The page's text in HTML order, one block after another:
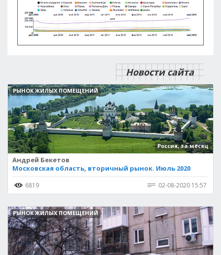
Новости сайта
РЫНОК ЖИЛЫХ ПОМЕЩЕНИЙ
Россия, за месяц
Андрей Бекетов
Московская область, вторичный рынок. Июль 2020
6819 02-08-2020 15:57
РЫНОК ЖИЛЫХ ПОМЕЩЕНИЙ